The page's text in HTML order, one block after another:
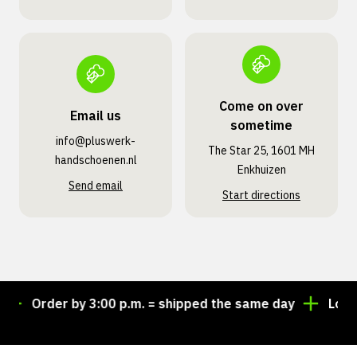
Email us
info@pluswerk­
handschoenen.nl
Send email
Come on over
sometime
The Star 25, 1601 MH
Enkhuizen
Start directions
Order by 3:00 p.m. = shipped the same day